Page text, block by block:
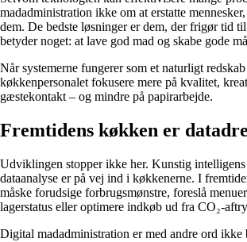
madadministration ikke om at erstatte
dem. De bedste løsninger er dem, der frigør tid
betyder noget: at lave god mad og skabe gode
Når systemerne fungerer som et naturligt
køkkenpersonalet fokusere mere på kvalitet,
gæstekontakt – og mindre på papirarbejde.
Fremtidens køkken er
Udviklingen stopper ikke her. Kunstig intelligens
dataanalyse er på vej ind i køkkenerne. I
måske forudsige forbrugsmønstre, foreslå
lagerstatus eller optimere indkøb ud fra CO₂-
Digital madadministration er med andre ord ikke